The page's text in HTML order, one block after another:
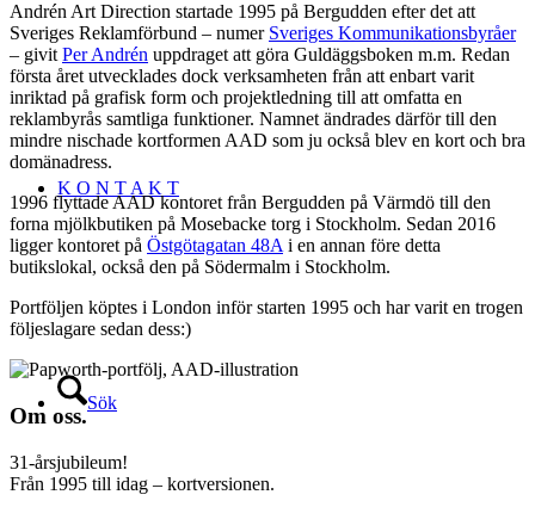
K O N T A K T
Sök
Andrén Art Direction startade 1995 på Bergudden efter det att
Sveriges Reklamförbund – numer Sveriges Kommunikationsbyråer
– givitPer Andrén uppdraget att göra Guldäggsboken m.m. Redan
första året utvecklades dock verksamheten från att enbart varit
inriktad på grafisk form och projektledning till att omfatta en
reklambyrås samtliga funktioner. Namnet ändrades därför till den
mindre nischade kortformen AAD som ju också blev en kort och bra
domänadress.
1996 flyttade AAD kontoret från Bergudden på Värmdö till den
forna mjölkbutiken på Mosebacke torg i Stockholm. Sedan 2016
ligger kontoret på Östgötagatan 48Ai en annan före detta
butikslokal, också den på Södermalm i Stockholm.
Portföljen köptes i London inför starten 1995 och har varit en trogen
följeslagare sedan dess:)
Om oss.
31-årsjubileum!
Från 1995 till idag – kortversionen.